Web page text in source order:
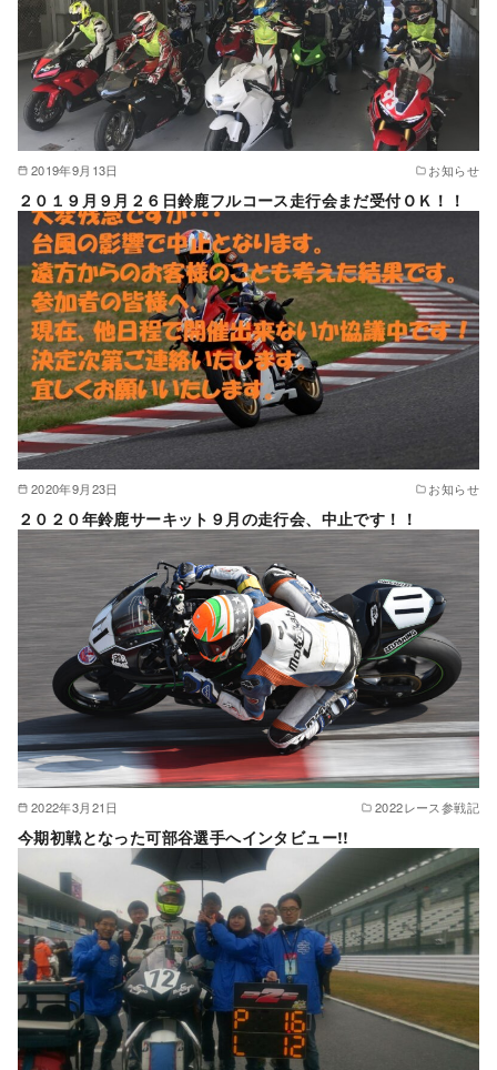
2019年9月13日 お知らせ
２０１９月９月２６日鈴鹿フルコース走行会まだ受付ＯＫ！！
2020年9月23日 お知らせ
２０２０年鈴鹿サーキット９月の走行会、中止です！！
2022年3月21日 2022レース参戦記
今期初戦となった可部谷選手へインタビュー!!